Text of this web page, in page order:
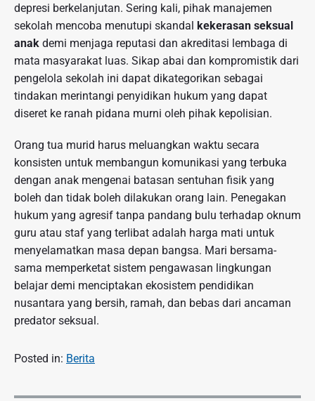
depresi berkelanjutan. Sering kali, pihak manajemen
sekolah mencoba menutupi skandal kekerasan seksual
anak demi menjaga reputasi dan akreditasi lembaga di
mata masyarakat luas. Sikap abai dan kompromistik dari
pengelola sekolah ini dapat dikategorikan sebagai
tindakan merintangi penyidikan hukum yang dapat
diseret ke ranah pidana murni oleh pihak kepolisian.
Orang tua murid harus meluangkan waktu secara
konsisten untuk membangun komunikasi yang terbuka
dengan anak mengenai batasan sentuhan fisik yang
boleh dan tidak boleh dilakukan orang lain. Penegakan
hukum yang agresif tanpa pandang bulu terhadap oknum
guru atau staf yang terlibat adalah harga mati untuk
menyelamatkan masa depan bangsa. Mari bersama-
sama memperketat sistem pengawasan lingkungan
belajar demi menciptakan ekosistem pendidikan
nusantara yang bersih, ramah, dan bebas dari ancaman
predator seksual.
Posted in: Berita